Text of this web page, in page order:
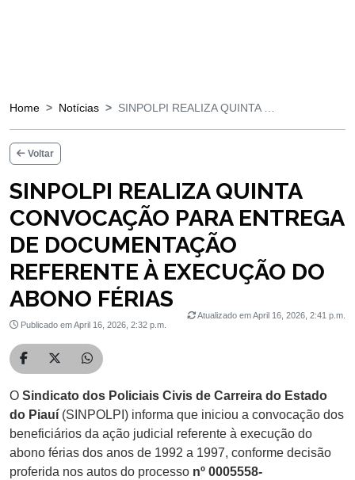
Home Notícias SINPOLPI REALIZA QUINTA …
Voltar
SINPOLPI REALIZA QUINTA
CONVOCAÇÃO PARA ENTREGA
DE DOCUMENTAÇÃO
REFERENTE À EXECUÇÃO DO
ABONO FÉRIAS
Publicado em April 16, 2026, 2:32 p.m.
Atualizado em April 16, 2026, 2:41 p.m.
Compartilhar no Facebook
Compartilhar no Twitter
Compartilhar no WhatsApp
O Sindicato dos Policiais Civis de Carreira do Estado
do Piauí (SINPOLPI) informa que iniciou a convocação dos
beneficiários da ação judicial referente à execução do
abono férias dos anos de 1992 a 1997, conforme decisão
proferida nos autos do processo nº 0005558-